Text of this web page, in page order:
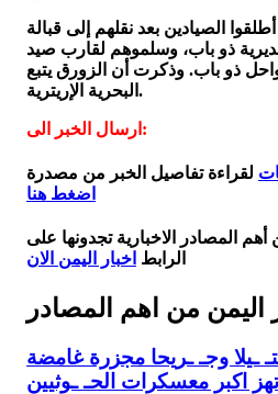
الصيادين بعد نقلهم إلى قبالة
ذو باب، وسلموهم لقارب صيد
ذو باب. وذكرت أن الزورق يتبع
البحرية الإريترية.
ارسال الخبر الى:
لقراءة تفاصيل الخبر من مصدرة
اضغط هنا
المصادر الاخبارية تجدونها على
الرابط اخبار اليمن الان
اليمن من اهم المصادر
اكثر من 20 قتـ ـيلا وجـ ـريحا مجزرة غامضة